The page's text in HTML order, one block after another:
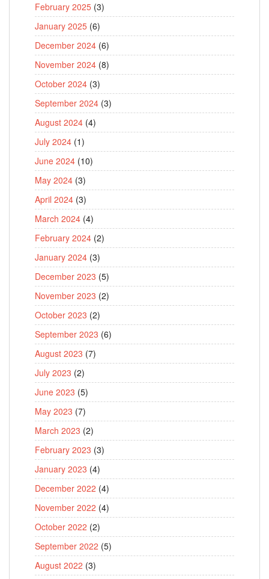
February 2025 (3)
January 2025 (6)
December 2024 (6)
November 2024 (8)
October 2024 (3)
September 2024 (3)
August 2024 (4)
July 2024 (1)
June 2024 (10)
May 2024 (3)
April 2024 (3)
March 2024 (4)
February 2024 (2)
January 2024 (3)
December 2023 (5)
November 2023 (2)
October 2023 (2)
September 2023 (6)
August 2023 (7)
July 2023 (2)
June 2023 (5)
May 2023 (7)
March 2023 (2)
February 2023 (3)
January 2023 (4)
December 2022 (4)
November 2022 (4)
October 2022 (2)
September 2022 (5)
August 2022 (3)